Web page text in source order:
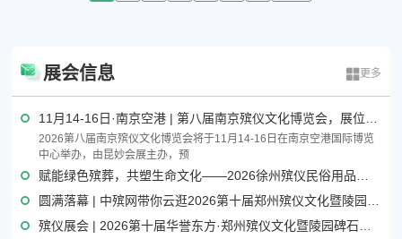
展会信息 更多
11月14-16日·南京空港 | 第八届南京殡仪文化博览会，展位招商正式开启！
2026第八届南京殡仪文化博览会将于11月14-16日在南京空港国际博览
中心举办，由昆妙会展主办，预
赋能绿色殡葬，共塑生命文化——2026徐州殡仪民俗用品及机械辅材博览会
圆满落幕 | 中殡网带你云逛2026第十届郑州殡仪文化暨陵园碑石展览会
殡仪展会 | 2026第十届华誉东方·郑州殡仪文化暨陵园碑石展览会重磅来袭